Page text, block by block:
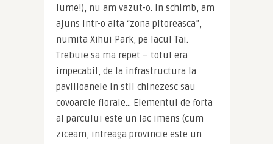
lume!), nu am vazut-o. In schimb, am
ajuns intr-o alta “zona pitoreasca”,
numita Xihui Park, pe lacul Tai.
Trebuie sa ma repet – totul era
impecabil, de la infrastructura la
pavilioanele in stil chinezesc sau
covoarele florale… Elementul de forta
al parcului este un lac imens (cum
ziceam, intreaga provincie este un